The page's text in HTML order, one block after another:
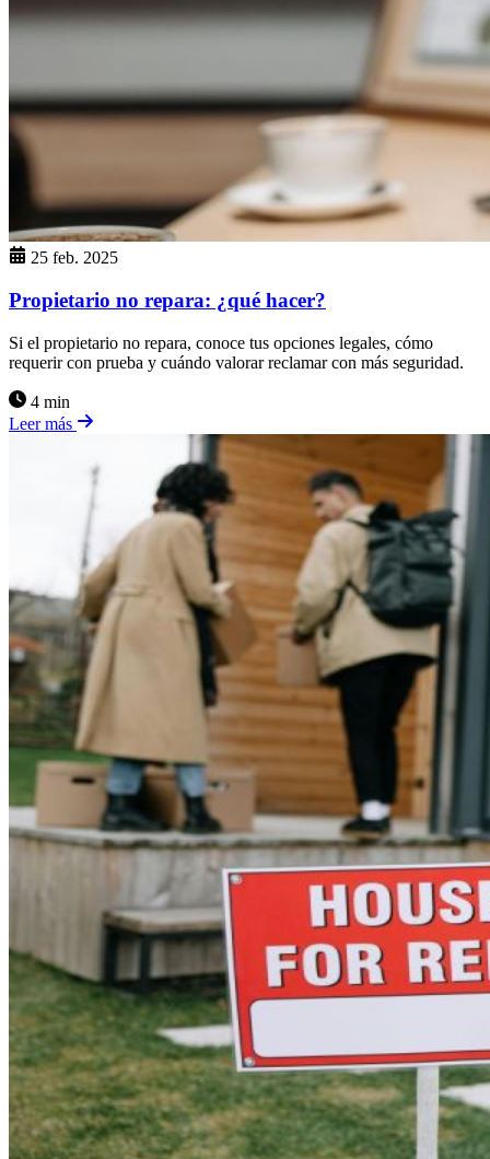
25 feb. 2025
Propietario no repara: ¿qué hacer?
Si el propietario no repara, conoce tus opciones legales, cómo
requerir con prueba y cuándo valorar reclamar con más seguridad.
4 min
Leer más